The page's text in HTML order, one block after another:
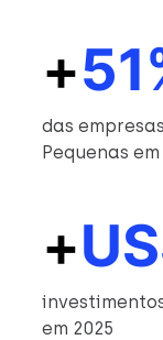
+
das
Pequenas em
+
em 2025